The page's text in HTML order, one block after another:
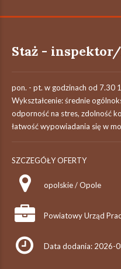
Staż -
pon. - pt. w godzinach od 7.30
Wykształcenie: średnie
odporność na stres, zdolność
łatwość wypowiadania się w
SZCZEGÓŁY OFERTY
opolskie / Opole
Powiatowy Urząd
Data dodania: 2026-